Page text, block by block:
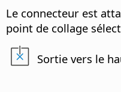
Le connecteur est
point de collage
Sortie vers le